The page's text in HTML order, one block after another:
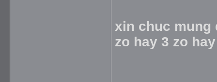
xin chuc mung
zo hay 3 zo